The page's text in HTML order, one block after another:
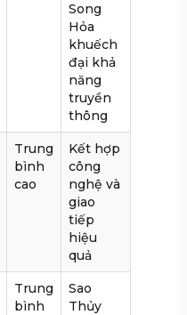
Song
Hỏa
khuếch
đại khả
năng
truyền
thông
Trung
bình
cao
Kết hợp
công
nghệ và
giao
tiếp
hiệu
quả
Trung
bình
Sao
Thủy